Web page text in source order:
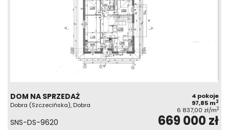
DOM NA SPRZEDAŻ
Dobra (Szczecińska), Dobra
4 pokoje
97,85 m2
6 837,00 zł/m2
SNS-DS-9620 669 000 zł